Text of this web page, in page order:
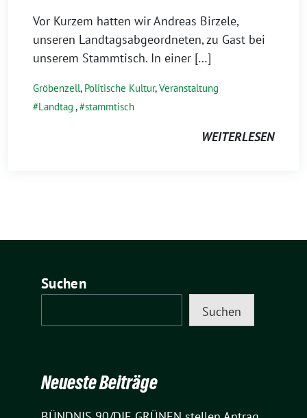
Vor Kurzem hatten wir Andreas Birzele,
unseren Landtagsabgeordneten, zu Gast bei
unserem Stammtisch. In einer […]
Gröbenzell, Politische Kultur,Veranstaltung
Landtag , stammtisch
WEITERLESEN
Suchen
Suchen
Neueste Beiträge